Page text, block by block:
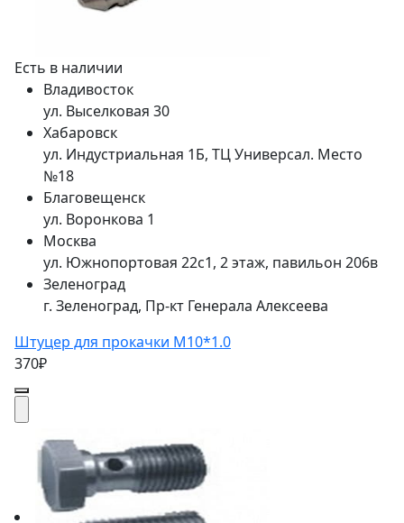
Есть в наличии
Владивосток
ул. Выселковая 30
Хабаровск
ул. Индустриальная 1Б, ТЦ Универсал. Место
№18
Благовещенск
ул. Воронкова 1
Москва
ул. Южнопортовая 22с1, 2 этаж, павильон 206в
Зеленоград
г. Зеленоград, Пр-кт Генерала Алексеева
Штуцер для прокачки M10*1.0
370₽